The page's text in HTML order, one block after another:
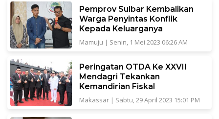
Pemprov Sulbar Kembalikan
Warga Penyintas Konflik
Kepada Keluarganya
Mamuju | Senin, 1 Mei 2023 06:26 AM
Peringatan OTDA Ke XXVII
Mendagri Tekankan
Kemandirian Fiskal
Makassar| Sabtu, 29 April 2023 15:01 PM